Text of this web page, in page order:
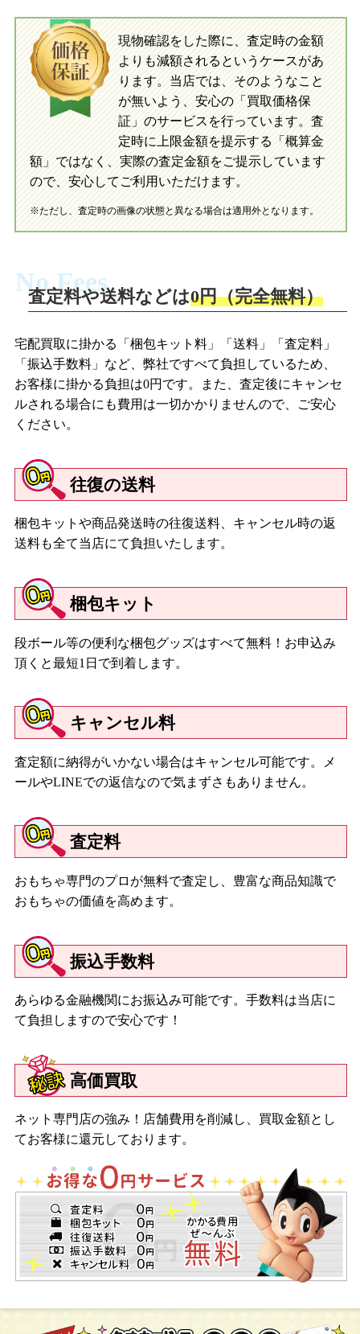
当店に査定したおもちゃがご到着後、ご
指定の口座に即日入金可能です。
買取の流れ 写真の撮影方法
当店に査定したおもちゃがご到着後、ご
指定の口座に即日入金可能です。
初めての方へ LINE査定の流れ 写真の撮影方法
現物確認をした際に、査定時の金額
よりも減額されるというケースがあ
ります。当店では、そのようなこと
が無いよう、安心の「買取価格保
証」のサービスを行っています。査
定時に上限金額を提示する「概算金
額」ではなく、実際の査定金額をご提示しています
ので、安心してご利用いただけます。
※ただし、査定時の画像の状態と異なる場合は適用外となります。
No Fees
査定料や送料などは0円（完全無料）
宅配買取に掛かる「梱包キット料」「送料」「査定料」
「振込手数料」など、弊社ですべて負担しているため、
お客様に掛かる負担は0円です。また、査定後にキャンセ
ルされる場合にも費用は一切かかりませんので、ご安心
ください。
往復の送料
梱包キットや商品発送時の往復送料、キャンセル時の返
送料も全て当店にて負担いたします。
梱包キット
段ボール等の便利な梱包グッズはすべて無料！お申込み
頂くと最短1日で到着します。
キャンセル料
査定額に納得がいかない場合はキャンセル可能です。メ
ールやLINEでの返信なので気まずさもありません。
査定料
おもちゃ専門のプロが無料で査定し、豊富な商品知識で
おもちゃの価値を高めます。
振込手数料
あらゆる金融機関にお振込み可能です。手数料は当店に
て負担しますので安心です！
高価買取
ネット専門店の強み！店舗費用を削減し、買取金額とし
てお客様に還元しております。